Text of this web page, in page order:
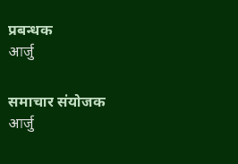
प्रबन्धक
आर्जु
समाचार संयोजक
आर्जु